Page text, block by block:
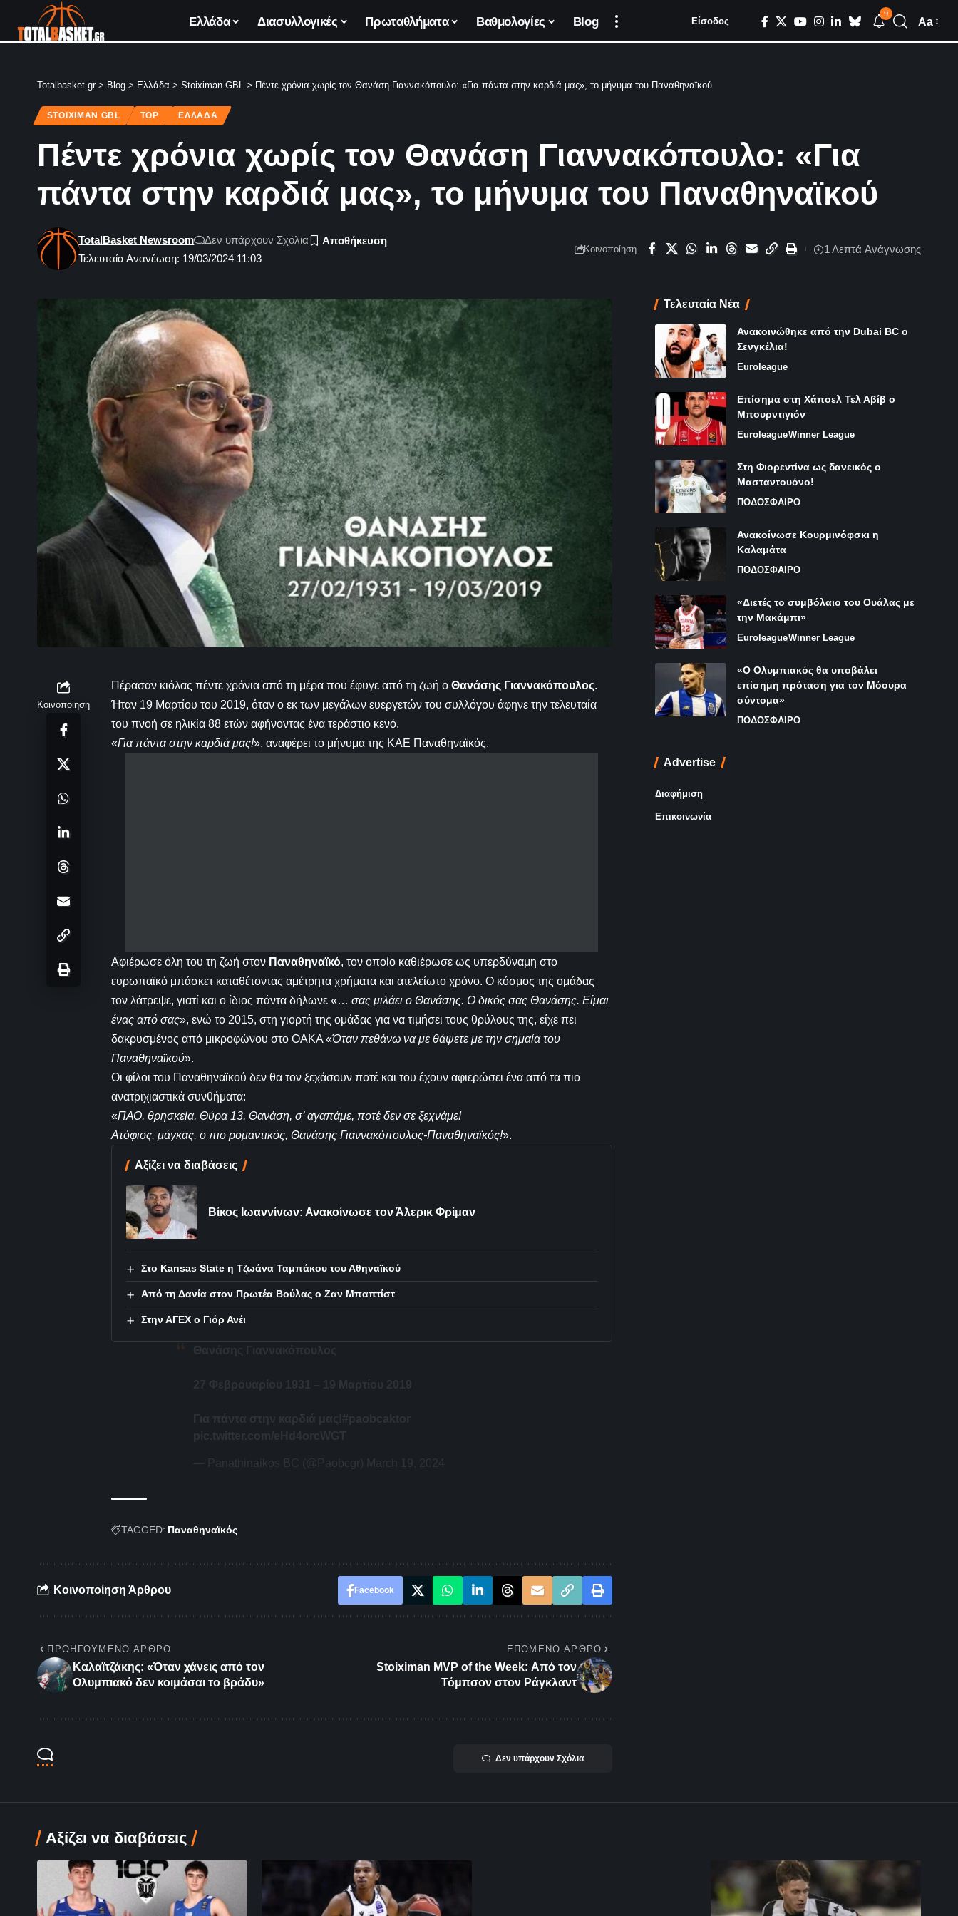
Ελλάδα Διασυλλογικές Πρωταθλήματα Βαθμολογίες Blog Είσοδος
9
Aa
Totalbasket.gr > Blog > Ελλάδα > Stoiximan GBL > Πέντε χρόνια χωρίς τον Θανάση Γιαννακόπουλο: «Για πάντα στην καρδιά μας», το μήνυμα του Παναθηναϊκού
STOIXIMAN GBL TOP ΕΛΛΆΔΑ
Πέντε χρόνια χωρίς τον Θανάση Γιαννακόπουλο: «Για
πάντα στην καρδιά μας», το μήνυμα του Παναθηναϊκού
Τελευταία Ανανέωση: 19/03/2024 11:03
TotalBasket Newsroom Δεν υπάρχουν Σχόλια
Κοινοποίηση 1 Λεπτά Aνάγνωσης
Κοινοποίηση
Πέρασαν κιόλας πέντε χρόνια από τη μέρα που έφυγε από τη ζωή ο Θανάσης Γιαννακόπουλος.
Ήταν 19 Μαρτίου του 2019, όταν ο εκ των μεγάλων ευεργετών του συλλόγου άφηνε την τελευταία
του πνοή σε ηλικία 88 ετών αφήνοντας ένα τεράστιο κενό.
«Για πάντα στην καρδιά μας!», αναφέρει το μήνυμα της ΚΑΕ Παναθηναϊκός.
Αφιέρωσε όλη του τη ζωή στον Παναθηναϊκό, τον οποίο καθιέρωσε ως υπερδύναμη στο
ευρωπαϊκό μπάσκετ καταθέτοντας αμέτρητα χρήματα και ατελείωτο χρόνο. Ο κόσμος της ομάδας
τον λάτρεψε, γιατί και ο ίδιος πάντα δήλωνε «… σας μιλάει ο Θανάσης. Ο δικός σας Θανάσης. Είμαι
ένας από σας», ενώ το 2015, στη γιορτή της ομάδας για να τιμήσει τους θρύλους της, είχε πει
δακρυσμένος από μικροφώνου στο ΟΑΚΑ «Όταν πεθάνω να με θάψετε με την σημαία του
Παναθηναϊκού».
Οι φίλοι του Παναθηναϊκού δεν θα τον ξεχάσουν ποτέ και του έχουν αφιερώσει ένα από τα πιο
ανατριχιαστικά συνθήματα:
«ΠΑΟ, θρησκεία, Θύρα 13, Θανάση, σ’ αγαπάμε, ποτέ δεν σε ξεχνάμε!
Ατόφιος, μάγκας, ο πιο ρομαντικός, Θανάσης Γιαννακόπουλος-Παναθηναϊκός!».
Αξίζει να διαβάσεις
Βίκος Ιωαννίνων: Ανακοίνωσε τον Άλερικ Φρίμαν
Στο Kansas State η Τζωάνα Ταμπάκου του Αθηναϊκού
Από τη Δανία στον Πρωτέα Βούλας ο Ζαν Μπαπτίστ
Στην ΑΓΕΧ ο Γιόρ Ανέι
TAGGED: Παναθηναϊκός
Κοινοποίηση Άρθρου Facebook
ΠΡΟΗΓΟΎΜΕΝΟ ΆΡΘΡΟ
Καλαϊτζάκης: «Όταν χάνεις από τον
Ολυμπιακό δεν κοιμάσαι το βράδυ»
ΕΠΌΜΕΝΟ ΆΡΘΡΟ
Stoiximan MVP of the Week: Από τον
Τόμπσον στον Ράγκλαντ
Δεν υπάρχουν Σχόλια
Τελευταία Νέα
Ανακοινώθηκε από την Dubai BC ο
Σενγκέλια!
Euroleague
Επίσημα στη Χάποελ Τελ Αβίβ ο
Μπουρντιγιόν
EuroleagueWinner League
Στη Φιορεντίνα ως δανεικός ο
Μασταντουόνο!
ΠΟΔΟΣΦΑΙΡΟ
Ανακοίνωσε Κουρμινόφσκι η
Καλαμάτα
ΠΟΔΟΣΦΑΙΡΟ
«Διετές το συμβόλαιο του Ουάλας με
την Μακάμπι»
EuroleagueWinner League
«Ο Ολυμπιακός θα υποβάλει
επίσημη πρόταση για τον Μόουρα
σύντομα»
ΠΟΔΟΣΦΑΙΡΟ
Advertise
Διαφήμιση
Επικοινωνία
Αξίζει να διαβάσεις